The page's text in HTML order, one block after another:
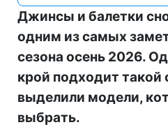
Джинсы и балетки
одним из самых
сезона осень 2026.
крой подходит такой
выделили модели,
выбрать.